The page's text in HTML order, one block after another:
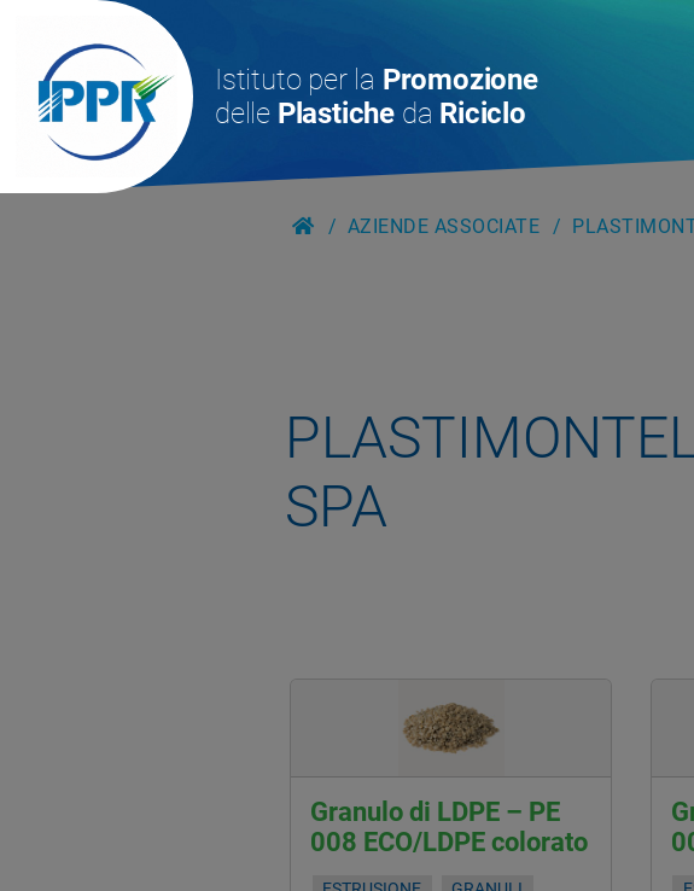
Istituto per la Promozione
delle Plastiche da Riciclo
AZIENDE ASSOCIATE
SPA
Granulo di LDPE – PE
008 ECO/LDPE colorato